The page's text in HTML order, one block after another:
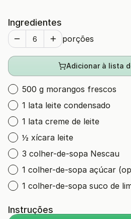
Ingredientes
porções
Adicionar à lista
500 g morangos frescos
1 lata leite condensado
1 lata creme de leite
½ xícara leite
3 colher-de-sopa Nescau
1 colher-de-sopa açúcar
1 colher-de-sopa suco de
Instruções